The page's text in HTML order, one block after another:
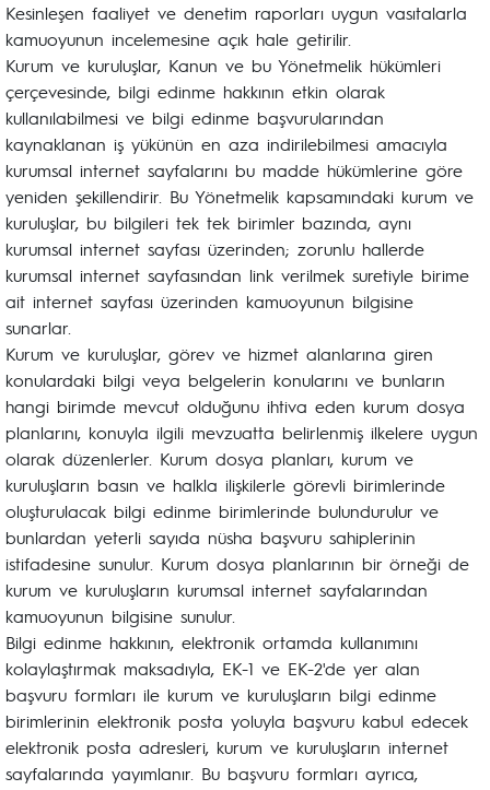
Kesinleşen faaliyet ve denetim raporları uygun vasıtalarla
kamuoyunun incelemesine açık hale getirilir.
Kurum ve kuruluşlar, Kanun ve bu Yönetmelik hükümleri
çerçevesinde, bilgi edinme hakkının etkin olarak
kullanılabilmesi ve bilgi edinme başvurularından
kaynaklanan iş yükünün en aza indirilebilmesi amacıyla
kurumsal internet sayfalarını bu madde hükümlerine göre
yeniden şekillendirir. Bu Yönetmelik kapsamındaki kurum ve
kuruluşlar, bu bilgileri tek tek birimler bazında, aynı
kurumsal internet sayfası üzerinden; zorunlu hallerde
kurumsal internet sayfasından link verilmek suretiyle birime
ait internet sayfası üzerinden kamuoyunun bilgisine
sunarlar.
Kurum ve kuruluşlar, görev ve hizmet alanlarına giren
konulardaki bilgi veya belgelerin konularını ve bunların
hangi birimde mevcut olduğunu ihtiva eden kurum dosya
planlarını, konuyla ilgili mevzuatta belirlenmiş ilkelere uygun
olarak düzenlerler. Kurum dosya planları, kurum ve
kuruluşların basın ve halkla ilişkilerle görevli birimlerinde
oluşturulacak bilgi edinme birimlerinde bulundurulur ve
bunlardan yeterli sayıda nüsha başvuru sahiplerinin
istifadesine sunulur. Kurum dosya planlarının bir örneği de
kurum ve kuruluşların kurumsal internet sayfalarından
kamuoyunun bilgisine sunulur.
Bilgi edinme hakkının, elektronik ortamda kullanımını
kolaylaştırmak maksadıyla, EK-1 ve EK-2'de yer alan
başvuru formları ile kurum ve kuruluşların bilgi edinme
birimlerinin elektronik posta yoluyla başvuru kabul edecek
elektronik posta adresleri, kurum ve kuruluşların internet
sayfalarında yayımlanır. Bu başvuru formları ayrıca,